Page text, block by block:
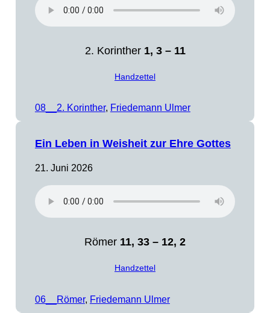
2. Korinther 1, 3 – 11
Handzettel
08__2. Korinther, Friedemann Ulmer
Ein Leben in Weisheit zur Ehre Gottes
21. Juni 2026
Römer 11, 33 – 12, 2
Handzettel
06__Römer, Friedemann Ulmer